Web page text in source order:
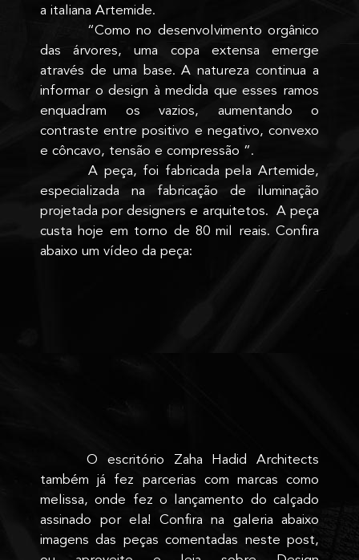
a italiana Artemide.
“Como no desenvolvimento orgânico
das árvores, uma copa extensa emerge
através de uma base. A natureza continua a
informar o design à medida que esses ramos
enquadram os vazios, aumentando o
contraste entre positivo e negativo, convexo
e côncavo, tensão e compressão ”.
A peça, foi fabricada pela Artemide,
especializada na fabricação de iluminação
projetada por designers e arquitetos. A peça
custa hoje em torno de 80 mil reais. Confira
abaixo um vídeo da peça:
O escritório Zaha Hadid Architects
também já fez parcerias com marcas como
melissa, onde fez o lançamento do calçado
assinado por ela! Confira na galeria abaixo
imagens das peças comentadas neste post,